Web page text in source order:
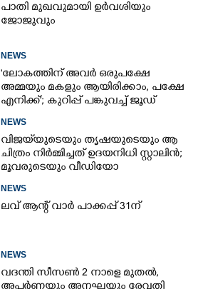
പാതി മുഖവുമായി ഉർവശിയും
ജോജുവും
NEWS
'ലോകത്തിന് അവർ ഒരുപക്ഷേ
അമ്മയും മകളും ആയിരിക്കാം, പക്ഷേ
എനിക്ക്'; കുറിപ്പ് പങ്കുവച്ച് ജൂഡ്
NEWS
വിജയ്‌യുടെയും തൃഷയുടെയും ആ
ചിത്രം നിർമ്മിച്ചത് ഉദയനിധി സ്റ്റാലിൻ;
മൂവരുടെയും വീഡിയോ
NEWS
ലവ് ആന്റ് വാർ പാക്കപ്പ് 31ന്
NEWS
വദന്തി സീസൺ 2 നാളെ മുതൽ,